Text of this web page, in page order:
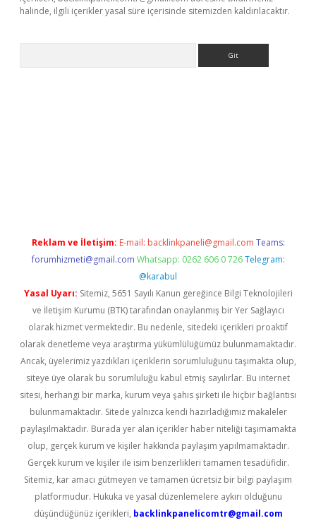
halinde, ilgili içerikler yasal süre içerisinde sitemizden kaldırılacaktır.
Reklam ve İletişim: E-mail: backlinkpaneli@gmail.com Teams:
forumhizmeti@gmail.com Whatsapp: 0262 606 0 726 Telegram:
@karabul
Yasal Uyarı: Sitemiz, 5651 Sayılı Kanun gereğince Bilgi Teknolojileri
ve İletişim Kurumu (BTK) tarafından onaylanmış bir Yer Sağlayıcı
olarak hizmet vermektedir. Bu nedenle, sitedeki içerikleri proaktif
olarak denetleme veya araştırma yükümlülüğümüz bulunmamaktadır.
Ancak, üyelerimiz yazdıkları içeriklerin sorumluluğunu taşımakta olup,
siteye üye olarak bu sorumluluğu kabul etmiş sayılırlar. Bu internet
sitesi, herhangi bir marka, kurum veya şahıs şirketi ile hiçbir bağlantısı
bulunmamaktadır. Sitede yalnızca kendi hazırladığımız makaleler
paylaşılmaktadır. Burada yer alan içerikler haber niteliği taşımamakta
olup, gerçek kurum ve kişiler hakkında paylaşım yapılmamaktadır.
Gerçek kurum ve kişiler ile isim benzerlikleri tamamen tesadüfidir.
Sitemiz, kar amacı gütmeyen ve tamamen ücretsiz bir bilgi paylaşım
platformudur. Hukuka ve yasal düzenlemelere aykırı olduğunu
düşündüğünüz içerikleri, backlinkpanelicomtr@gmail.com